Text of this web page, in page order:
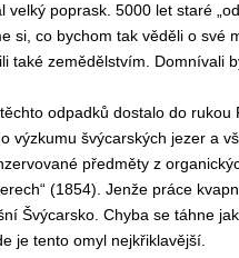
poprask. 5000 let staré
si, co bychom tak věděli o své
také zemědělstvím. Domnívali
odpadků dostalo do
výzkumu švýcarských jezer a
předměty z
(1854). Jenže práce
Švýcarsko. Chyba se táhne
je tento omyl nejkřiklavější.